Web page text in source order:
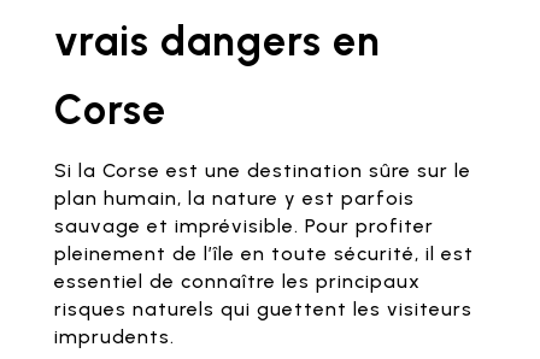
vrais dangers en
Corse
Si la Corse est une destination sûre sur le
plan humain, la nature y est parfois
sauvage et imprévisible. Pour profiter
pleinement de l’île en toute sécurité, il est
essentiel de connaître les principaux
risques naturels qui guettent les visiteurs
imprudents.